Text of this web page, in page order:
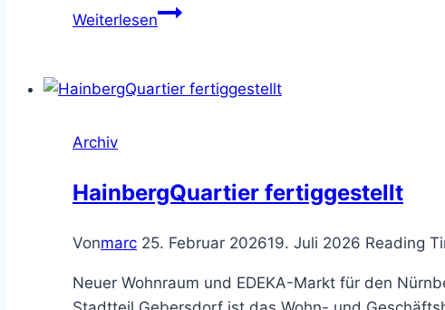
WeiterlesenVorstandssitzung
Archiv
HainbergQuartier fertiggestellt
Vonmarc 25. Februar 202619. Juli 2026 Reading
Neuer Wohnraum und EDEKA-Markt für den